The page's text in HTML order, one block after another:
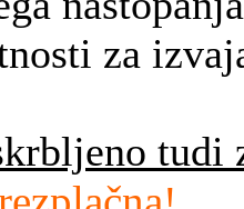
za
tudi